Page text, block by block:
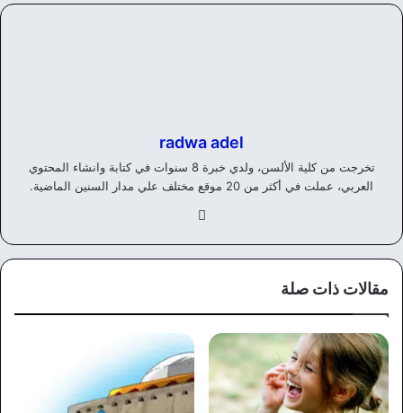
radwa adel
تخرجت من كلية الألسن، ولدي خبرة 8 سنوات في كتابة وانشاء المحتوي
العربي، عملت في أكثر من 20 موقع مختلف علي مدار السنين الماضية.
وك
مقالات ذات صلة